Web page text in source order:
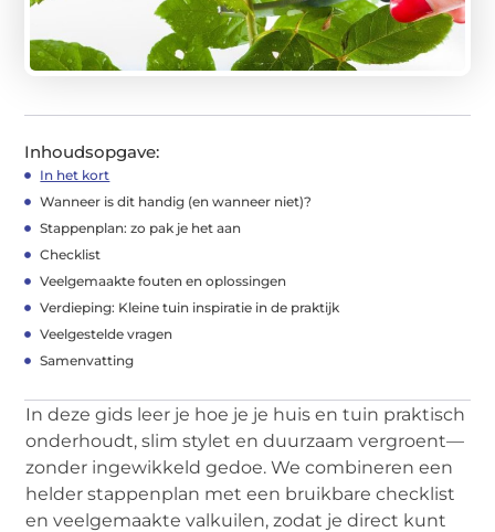
Inhoudsopgave:
In het kort
Wanneer is dit handig (en wanneer niet)?
Stappenplan: zo pak je het aan
Checklist
Veelgemaakte fouten en oplossingen
Verdieping: Kleine tuin inspiratie in de praktijk
Veelgestelde vragen
Samenvatting
In deze gids leer je hoe je je huis en tuin praktisch
onderhoudt, slim stylet en duurzaam vergroent—
zonder ingewikkeld gedoe. We combineren een
helder stappenplan met een bruikbare checklist
en veelgemaakte valkuilen, zodat je direct kunt